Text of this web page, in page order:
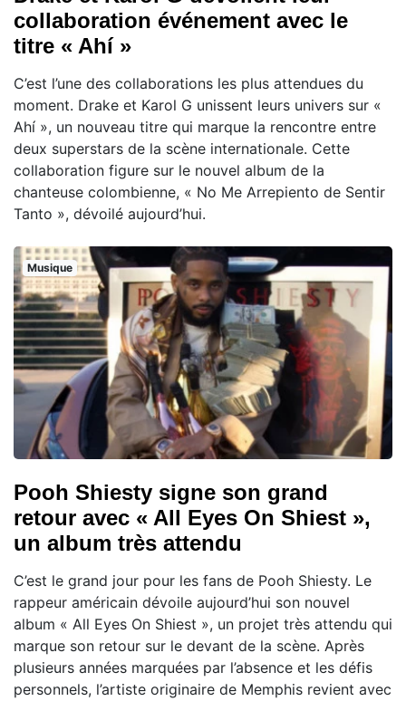
collaboration événement avec le
titre « Ahí »
C’est l’une des collaborations les plus attendues du
moment. Drake et Karol G unissent leurs univers sur «
Ahí », un nouveau titre qui marque la rencontre entre
deux superstars de la scène internationale. Cette
collaboration figure sur le nouvel album de la
chanteuse colombienne, « No Me Arrepiento de Sentir
Tanto », dévoilé aujourd’hui.
Musique
Pooh Shiesty signe son grand
retour avec « All Eyes On Shiest »,
un album très attendu
C’est le grand jour pour les fans de Pooh Shiesty. Le
rappeur américain dévoile aujourd’hui son nouvel
album « All Eyes On Shiest », un projet très attendu qui
marque son retour sur le devant de la scène. Après
plusieurs années marquées par l’absence et les défis
personnels, l’artiste originaire de Memphis revient avec